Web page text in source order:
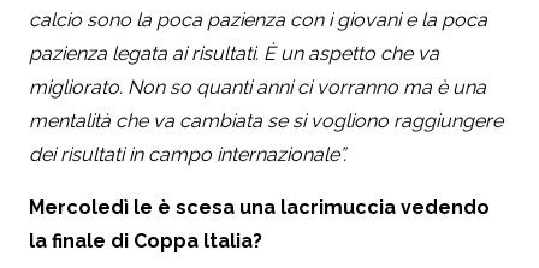
calcio sono la poca pazienza con i giovani e la poca
pazienza legata ai risultati. È un aspetto che va
migliorato. Non so quanti anni ci vorranno ma è una
mentalità che va cambiata se si vogliono raggiungere
dei risultati in campo internazionale”.
Mercoledì le è scesa una lacrimuccia vedendo
la finale di Coppa ltalia?